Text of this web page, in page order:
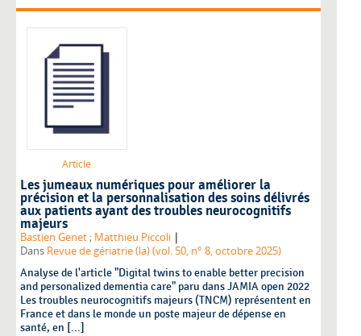
Article
Les jumeaux numériques pour améliorer la
précision et la personnalisation des soins délivrés
aux patients ayant des troubles neurocognitifs
majeurs
Bastien Genet ; Matthieu Piccoli |
Dans Revue de gériatrie (la) (vol. 50, n° 8, octobre 2025)
Analyse de l'article "Digital twins to enable better precision
and personalized dementia care" paru dans JAMIA open 2022
Les troubles neurocognitifs majeurs (TNCM) représentent en
France et dans le monde un poste majeur de dépense en
santé, en [...]